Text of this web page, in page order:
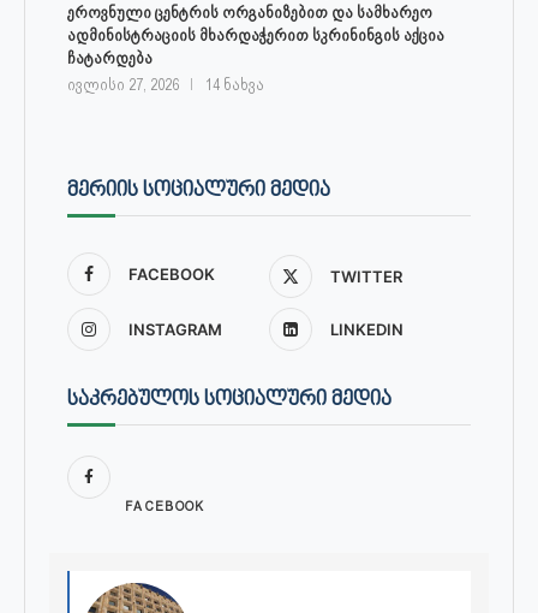
ეროვნული ცენტრის ორგანიზებით და სამხარეო
ადმინისტრაციის მხარდაჭერით სკრინინგის აქცია
ჩატარდება
ივლისი 27, 2026 14 ნახვა
ᲛᲔᲠᲘᲘᲡ ᲡᲝᲪᲘᲐᲚᲣᲠᲘ ᲛᲔᲓᲘᲐ
FACEBOOK TWITTER
INSTAGRAM LINKEDIN
ᲡᲐᲙᲠᲔᲑᲣᲚᲝᲡ ᲡᲝᲪᲘᲐᲚᲣᲠᲘ ᲛᲔᲓᲘᲐ
FACEBOOK